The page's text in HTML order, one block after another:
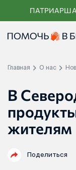
Перейти
к
контенту
Главная О нас
В
жителям
Поделиться